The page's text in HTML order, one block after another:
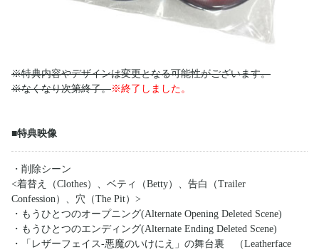
※特典内容やデザインは変更となる可能性がございます。
※なくなり次第終了。※終了しました。
■特典映像
・削除シーン
<着替え（Clothes）、ベティ（Betty）、告白（Trailer
Confession）、穴（The Pit）>
・もうひとつのオープニング(Alternate Opening Deleted Scene)
・もうひとつのエンディング(Alternate Ending Deleted Scene)
・「レザーフェイス‐悪魔のいけにえ」の舞台裏 （Leatherface